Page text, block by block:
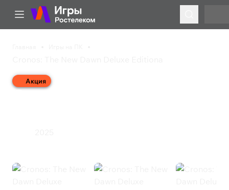
Акция
Cronos: The New Dawn